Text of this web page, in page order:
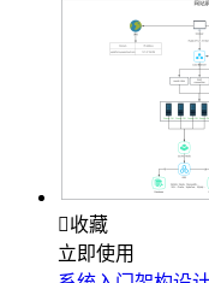
收藏
立即使用